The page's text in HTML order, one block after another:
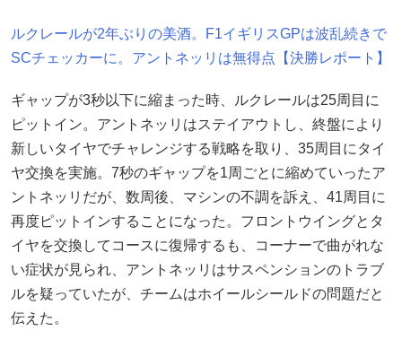
ルクレールが2年ぶりの美酒。F1イギリスGPは波乱続きで
SCチェッカーに。アントネッリは無得点【決勝レポート】
ギャップが3秒以下に縮まった時、ルクレールは25周目に
ピットイン。アントネッリはステイアウトし、終盤により
新しいタイヤでチャレンジする戦略を取り、35周目にタイ
ヤ交換を実施。7秒のギャップを1周ごとに縮めていったア
ントネッリだが、数周後、マシンの不調を訴え、41周目に
再度ピットインすることになった。フロントウイングとタ
イヤを交換してコースに復帰するも、コーナーで曲がれな
い症状が見られ、アントネッリはサスペンションのトラブ
ルを疑っていたが、チームはホイールシールドの問題だと
伝えた。